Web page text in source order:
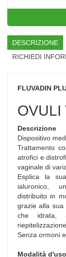
DESCRIZIONE
RICHIEDI
FLUVADIN
OVULI
Descrizione
Dispositivo
Trattamento
atrofici e
vaginale di
Esplica la
ialuronico,
distribuito in
grazie alla sua
che idrata,
Senza ormoni
Modalità d'uso